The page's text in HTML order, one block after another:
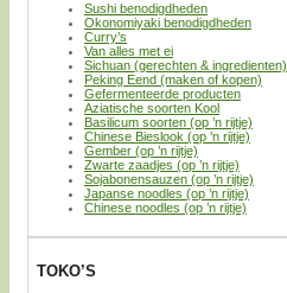
Sushi benodigdheden
Okonomiyaki benodigdheden
Curry’s
Van alles met ei
Sichuan (gerechten & ingredienten)
Peking Eend (maken of kopen)
Gefermenteerde producten
Aziatische soorten Kool
Basilicum soorten (op ’n rijtje)
Chinese Bieslook (op ’n rijtje)
Gember (op ’n rijtje)
Zwarte zaadjes (op ’n rijtje)
Sojabonensauzen (op ’n rijtje)
Japanse noodles (op ’n rijtje)
Chinese noodles (op ’n rijtje)
TOKO’S